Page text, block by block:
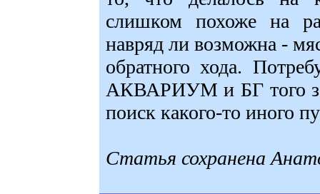
слишком похоже на
навряд ли возможна -
обратного хода.
АКВАРИУМ и БГ того
поиск какого-то иного
Статья сохранена